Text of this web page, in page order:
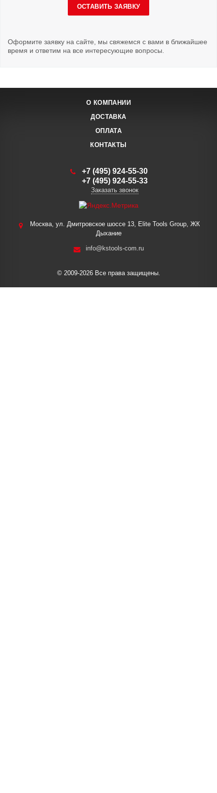
ОСТАВИТЬ ЗАЯВКУ
Оформите заявку на сайте, мы свяжемся с вами в ближайшее
время и ответим на все интересующие вопросы.
О КОМПАНИИ
ДОСТАВКА
ОПЛАТА
КОНТАКТЫ
+7 (495) 924-55-30
+7 (495) 924-55-33
Заказать звонок
Москва, ул. Дмитровское шоссе 13, Elite Tools Group, ЖК
Дыхание
info@kstools-com.ru
© 2009-2026 Все права защищены.